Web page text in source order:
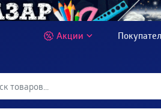
Акции